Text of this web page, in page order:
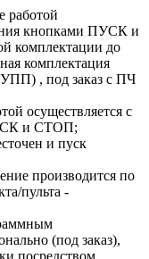
работой
кнопками ПУСК и
комплектации до
комплектация
, под заказ с ПЧ
осуществляется с
и СТОП;
и пуск
производится по
пульта -
(под заказ),
посредством